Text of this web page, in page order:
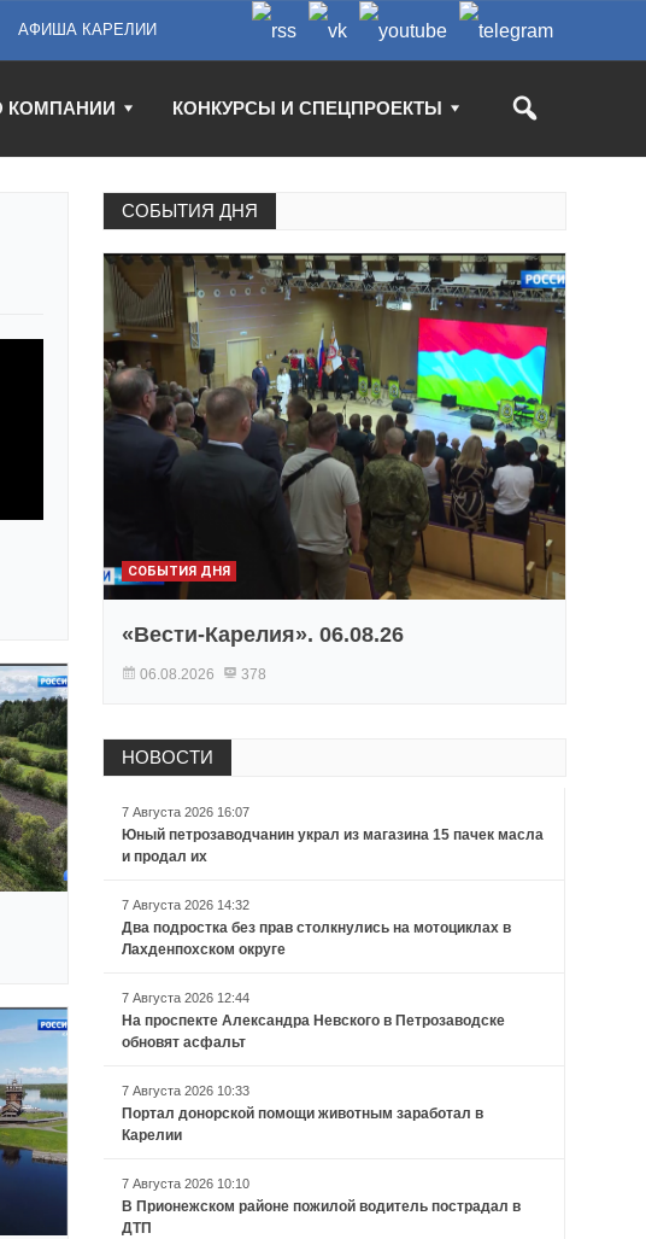
АФИША КАРЕЛИИ
КОМПАНИИ КОНКУРСЫ И СПЕЦПРОЕКТЫ
СОБЫТИЯ ДНЯ
СОБЫТИЯ ДНЯ
«Вести-Карелия». 06.08.26
06.08.2026 378
НОВОСТИ
7 Августа 2026 16:07
Юный петрозаводчанин украл из магазина 15 пачек масла
и продал их
7 Августа 2026 14:32
Два подростка без прав столкнулись на мотоциклах в
Лахденпохском округе
7 Августа 2026 12:44
На проспекте Александра Невского в Петрозаводске
обновят асфальт
7 Августа 2026 10:33
Портал донорской помощи животным заработал в
Карелии
7 Августа 2026 10:10
В Прионежском районе пожилой водитель пострадал в
ДТП